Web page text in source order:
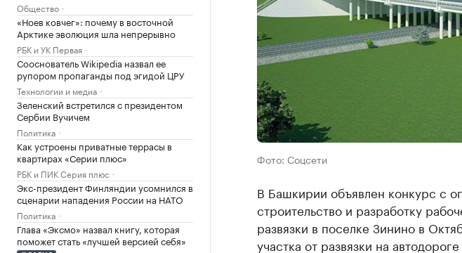
Общество
«Ноев ковчег»: почему в восточной
Арктике эволюция шла непрерывно
РБК и УК Первая
Сооснователь Wikipedia назвал ее
рупором пропаганды под эгидой ЦРУ
Технологии и медиа
Зеленский встретился с президентом
Сербии Вучичем
Политика
Как устроены приватные террасы в
квартирах «Серии плюс»
РБК и ПИК Серия плюс
Экс-президент Финляндии усомнился в
сценарии нападения России на НАТО
Политика
Глава «Эксмо» назвал книгу, которая
поможет стать «лучшей версией себя»
Фото: Соцсети
В Башкирии объявлен конкурс с
строительство и разработку
развязки в поселке Зинино в
участка от развязки на